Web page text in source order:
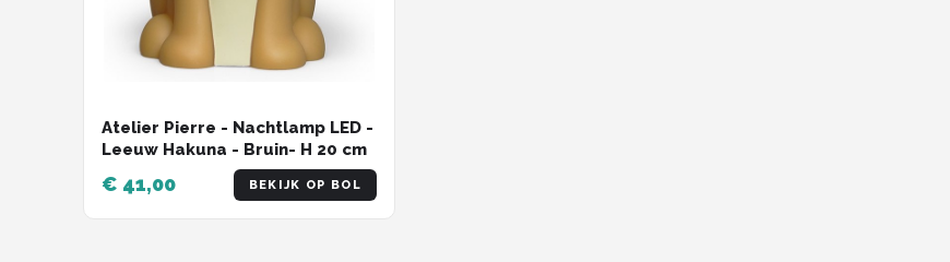
Atelier Pierre - Nachtlamp LED -
Leeuw Hakuna - Bruin- H 20 cm
€ 41,00 BEKIJK OP BOL